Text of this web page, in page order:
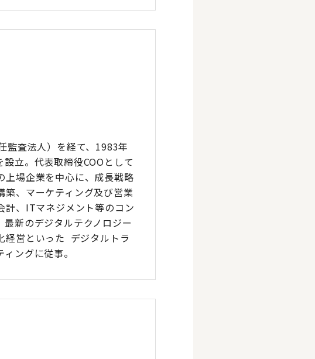
監査法人）を経て、1983年
立。代表取締役COOとして
上場企業を中心に、成長戦略
築、マーケティング及び営業
計、ITマネジメント等のコン
新のデジタルテクノロジー
経営といった デジタルトラ
ングに従事。